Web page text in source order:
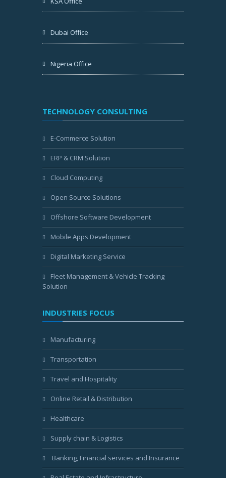
Dubai Office
Nigeria Office
TECHNOLOGY CONSULTING
E-Commerce Solution
ERP & CRM Solution
Cloud Computing
Open Source Solutions
Offshore Software Development
Mobile Apps Development
Digital Marketing Service
Fleet Management & Vehicle Tracking
Solution
INDUSTRIES FOCUS
Manufacturing
Transportation
Travel and Hospitality
Online Retail & Distribution
Healthcare
Supply chain & Logistics
Banking, Financial services and Insurance